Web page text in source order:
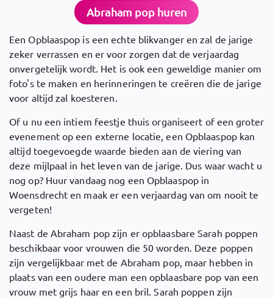
Abraham pop huren
Een Opblaaspop is een echte blikvanger en zal de jarige
zeker verrassen en er voor zorgen dat de verjaardag
onvergetelijk wordt. Het is ook een geweldige manier om
foto's te maken en herinneringen te creëren die de jarige
voor altijd zal koesteren.
Of u nu een intiem feestje thuis organiseert of een groter
evenement op een externe locatie, een Opblaaspop kan
altijd toegevoegde waarde bieden aan de viering van
deze mijlpaal in het leven van de jarige. Dus waar wacht u
nog op? Huur vandaag nog een Opblaaspop in
Woensdrecht en maak er een verjaardag van om nooit te
vergeten!
Naast de Abraham pop zijn er opblaasbare Sarah poppen
beschikbaar voor vrouwen die 50 worden. Deze poppen
zijn vergelijkbaar met de Abraham pop, maar hebben in
plaats van een oudere man een opblaasbare pop van een
vrouw met grijs haar en een bril. Sarah poppen zijn